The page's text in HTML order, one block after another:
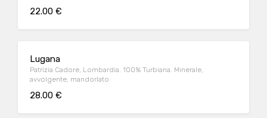
22.00 €
Lugana
Patrizia Cadore, Lombardia. 100% Turbiana. Minerale,
avvolgente, mandorlato
28.00 €